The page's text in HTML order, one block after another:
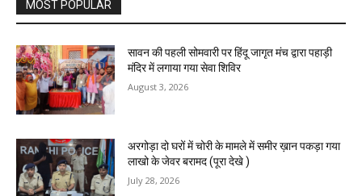
MOST POPULAR
सावन की पहली सोमवारी पर हिंदू जागृत मंच द्वारा पहाड़ी
मंदिर में लगाया गया सेवा शिविर
August 3, 2026
अरगोड़ा दो घरों में चोरी के मामले में समीर ख़ान पकड़ा गया
लाखो के जेवर बरामद (पूरा देखे )
July 28, 2026